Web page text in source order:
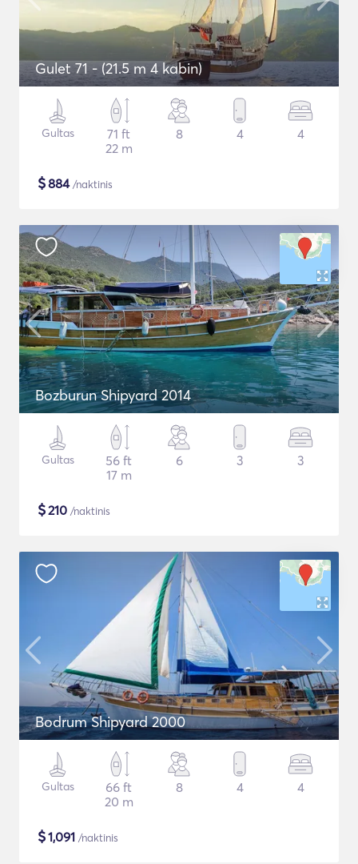
Gulet 71 - (21.5 m 4 kabin)
Gultas
71 ft
22 m
8 4 4
$884/naktinis
Bozburun Shipyard 2014
Gultas
56 ft
17 m
6 3 3
$210 /naktinis
Bodrum Shipyard 2000
Gultas
66 ft
20 m
8 4 4
$1,091 /naktinis